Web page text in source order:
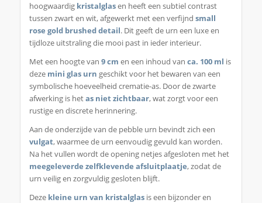
hoogwaardig kristalglasen heeft een subtiel contrast
tussen zwart en wit, afgewerkt met een verfijnd small
rose gold brushed detail. Dit geeft de urn een luxe en
tijdloze uitstraling die mooi past in ieder interieur.
Met een hoogte van 9 cm en een inhoud van ca. 100 ml is
deze mini glas urn geschikt voor het bewaren van een
symbolische hoeveelheid crematie-as. Door de zwarte
afwerking is hetas niet zichtbaar, wat zorgt voor een
rustige en discrete herinnering.
Aan de onderzijde van de pebble urn bevindt zich een
vulgat, waarmee de urn eenvoudig gevuld kan worden.
Na het vullen wordt de opening netjes afgesloten met het
meegeleverde zelfklevende afsluitplaatje, zodat de
urn veilig en zorgvuldig gesloten blijft.
Deze kleine urn van kristalglasis een bijzonder en